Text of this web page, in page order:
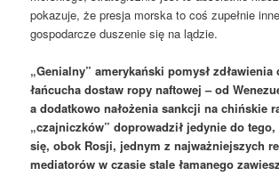
pokazuje, że presja morska to coś zupełnie
gospodarcze duszenie się na lądzie.
„Genialny” amerykański pomysł
łańcucha dostaw ropy naftowej – od
a dodatkowo nałożenia sankcji na chińskie
„czajniczków” doprowadził jedynie do tego,
się, obok Rosji, jednym z najważniejszych
mediatorów w czasie stale łamanego